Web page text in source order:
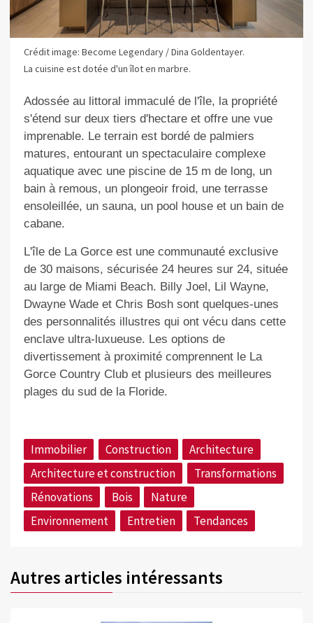
Crédit image: Become Legendary / Dina Goldentayer.
La cuisine est dotée d'un îlot en marbre.
Adossée au littoral immaculé de l'île, la propriété
s'étend sur deux tiers d'hectare et offre une vue
imprenable. Le terrain est bordé de palmiers
matures, entourant un spectaculaire complexe
aquatique avec une piscine de 15 m de long, un
bain à remous, un plongeoir froid, une terrasse
ensoleillée, un sauna, un pool house et un bain de
cabane.
L'île de La Gorce est une communauté exclusive
de 30 maisons, sécurisée 24 heures sur 24, située
au large de Miami Beach. Billy Joel, Lil Wayne,
Dwayne Wade et Chris Bosh sont quelques-unes
des personnalités illustres qui ont vécu dans cette
enclave ultra-luxueuse. Les options de
divertissement à proximité comprennent le La
Gorce Country Club et plusieurs des meilleures
plages du sud de la Floride.
Immobilier Construction
Architecture
Architecture et construction
Transformations
Rénovations
Bois
Nature
Environnement
Entretien Tendances
Autres articles intéressants